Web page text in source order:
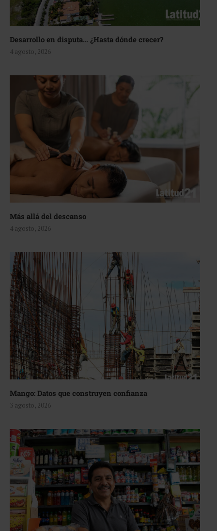
Desarrollo en disputa… ¿Hasta dónde crecer?
4 agosto, 2026
Más allá del descanso
4 agosto, 2026
Mango: Datos que construyen confianza
3 agosto, 2026